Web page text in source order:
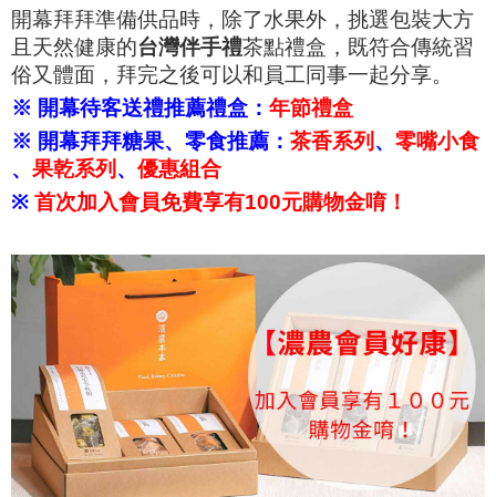
開幕拜拜準備供品時，除了水果外，挑選包裝大方
且天然健康的台灣伴手禮茶點禮盒，既符合傳統習
俗又體面，拜完之後可以和員工同事一起分享。
※ 開幕待客送禮推薦禮盒： 年節禮盒
※ 開幕拜拜糖果、零食推薦： 茶香系列 、 零嘴小食
、 果乾系列 、 優惠組合
※ 首次加入會員免費享有100元購物金唷！